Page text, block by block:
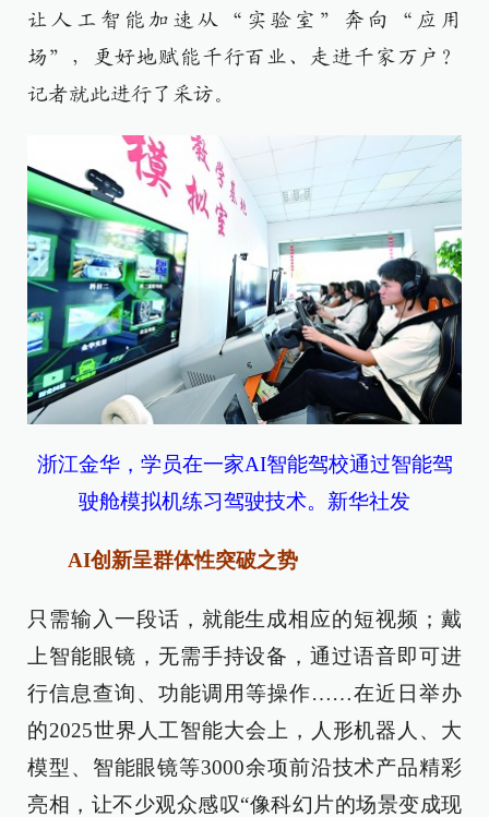
让人工智能加速从“实验室”奔向“应用
场”，更好地赋能千行百业、走进千家万户？
记者就此进行了采访。
浙江金华，学员在一家AI智能驾校通过智能驾
驶舱模拟机练习驾驶技术。新华社发
AI创新呈群体性突破之势
只需输入一段话，就能生成相应的短视频；戴
上智能眼镜，无需手持设备，通过语音即可进
行信息查询、功能调用等操作……在近日举办
的2025世界人工智能大会上，人形机器人、大
模型、智能眼镜等3000余项前沿技术产品精彩
亮相，让不少观众感叹“像科幻片的场景变成现